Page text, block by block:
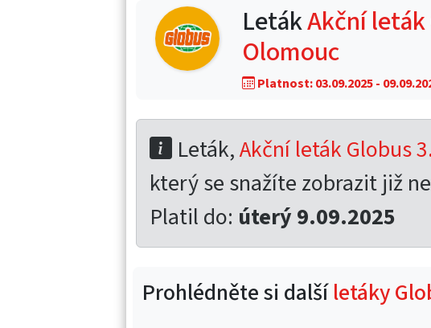
LetákAkční leták
Olomouc
Platnost: 03.09.2025 -
Leták,Akční leták Globus
který se snažíte zobrazit již
Platil do: úterý 9.09.2025
Prohlédněte si dalšíletáky